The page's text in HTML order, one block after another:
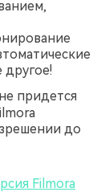
другое!
придется
до
Filmora